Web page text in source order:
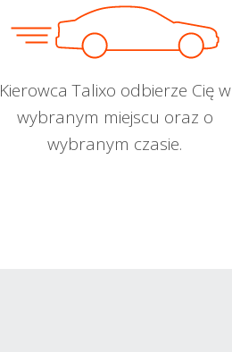
Kierowca Talixo odbierze Cię w
wybranym miejscu oraz o
wybranym czasie.